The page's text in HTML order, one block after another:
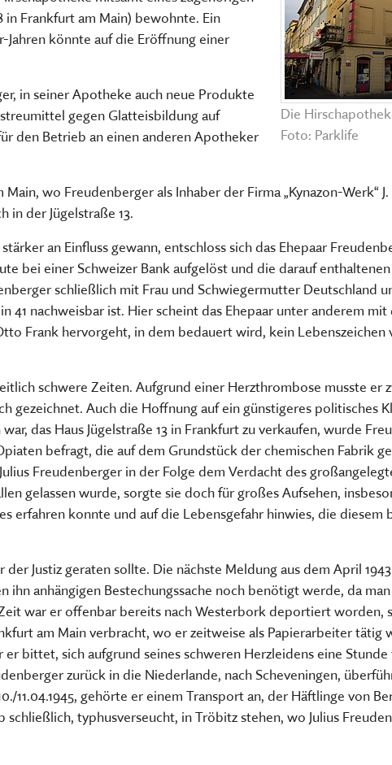
Freilandmuseums
Der interaktive
Museumsplan
HIER KLICKEN
Museum im Museum
HIER KOMMEN SIE ZUM INTERNERAUFTRITT DES MKFS
Sammeln, bewahren, forschen, ausstellen,
MEHR ÜBER UNSERE TÄTIGKEITSBEREICHE
Die
Foto: Parklife
in Frankfurt am Main) bewohnte. Ein
könnte auf die Eröffnung einer
in seiner Apotheke auch neue Produkte
gegen Glatteisbildung auf
den Betrieb an einen anderen Apotheker
wo Freudenberger als Inhaber der Firma „Kynazon-Werk“
in der Jügelstraße 13.
an Einfluss gewann, entschloss sich das Ehepaar
bei einer Schweizer Bank aufgelöst und die darauf
schließlich mit Frau und Schwiegermutter Deutschland
nachweisbar ist. Hier scheint das Ehepaar unter anderem mit
Frank hervorgeht, in dem bedauert wird, kein Lebenszeichen
schwere Zeiten. Aufgrund einer Herzthrombose musste er
gezeichnet. Auch die Hoffnung auf ein günstigeres politisches
das Haus Jügelstraße 13 in Frankfurt zu verkaufen, wurde
befragt, die auf dem Grundstück der chemischen Fabrik
Freudenberger in der Folge dem Verdacht des
gelassen wurde, sorgte sie doch für großes Aufsehen,
erfahren konnte und auf die Lebensgefahr hinwies, die diesem
Justiz geraten sollte. Die nächste Meldung aus dem April
anhängigen Bestechungssache noch benötigt werde, da
war er offenbar bereits nach Westerbork deportiert worden,
am Main verbracht, wo er zeitweise als Papierarbeiter tätig
bittet, sich aufgrund seines schweren Herzleidens eine
zurück in die Niederlande, nach Scheveningen,
11.04.1945, gehörte er einem Transport an, der Häftlinge von
typhusverseucht, in Tröbitz stehen, wo Julius